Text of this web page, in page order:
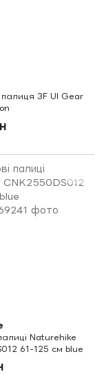
палиця 3F Ul Gear
Naturehike
61-125 см blue